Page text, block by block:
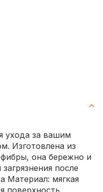
ухода за вашим
Изготовлена из
она бережно и
после
Материал: мягкая
поверхность